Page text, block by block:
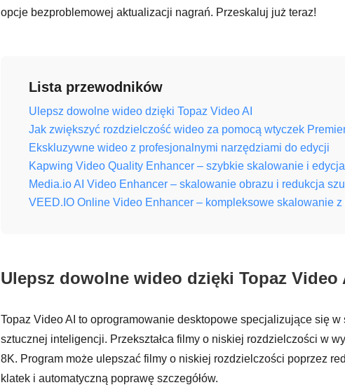
opcje bezproblemowej aktualizacji nagrań. Przeskaluj już teraz!
Lista przewodników
Ulepsz dowolne wideo dzięki Topaz Video AI
Jak zwiększyć rozdzielczość wideo za pomocą wtyczek
Ekskluzywne wideo z profesjonalnymi narzędziami do edycji
Kapwing Video Quality Enhancer – szybkie skalowanie i edycja
Media.io AI Video Enhancer – skalowanie obrazu i redukcja
VEED.IO Online Video Enhancer – kompleksowe skalowanie
Ulepsz dowolne wideo dzięki Topaz Video
Topaz Video AI to oprogramowanie desktopowe specjalizujące się
sztucznej inteligencji. Przekształca filmy o niskiej rozdzielczości w
8K. Program może ulepszać filmy o niskiej rozdzielczości poprzez
klatek i automatyczną poprawę szczegółów.